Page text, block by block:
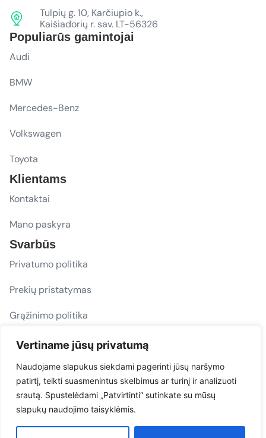
Vertiname jūsų privatumą
Naudojame slapukus siekdami pagerinti jūsų naršymo
patirtį, teikti suasmenintus skelbimus ar turinį ir analizuoti
srautą. Spustelėdami „Patvirtinti“ sutinkate su mūsų
slapukų naudojimo taisyklėmis.
Tulpių g. 10, Karčiupio k.,
Kaišiadorių r. sav. LT-56326
Populiarūs gamintojai
Audi
BMW
Mercedes-Benz
Volkswagen
Toyota
Klientams
Kontaktai
Mano paskyra
Svarbūs
Privatumo politika
Prekių pristatymas
Grąžinimo politika
D. U. K.
Sekite mus
evacarmats
© Copyright 2026 | Eva Car Mats